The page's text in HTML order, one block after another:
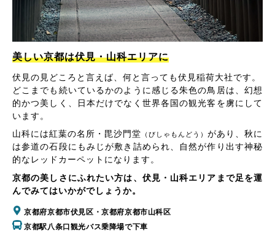
美しい京都は伏見・山科エリアに
伏見の見どころと言えば、何と言っても伏見稲荷大社です。
どこまでも続いているかのように感じる朱色の鳥居は、幻想
的かつ美しく、日本だけでなく世界各国の観光客を虜にして
います。
山科には紅葉の名所・毘沙門堂 （びしゃもんどう） があり、秋に
は参道の石段にもみじが敷き詰められ、自然が作り出す神秘
的なレッドカーペットになります。
京都の美しさにふれたい方は、伏見・山科エリアまで足を運
んでみてはいかがでしょうか。
京都府京都市伏見区・京都府京都市山科区
京都駅八条口観光バス乗降場で下車